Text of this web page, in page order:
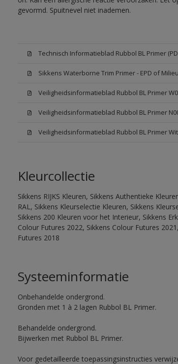
gevormd. Spuitnevel niet inademen.
Technisch Informatieblad Rubbol BL Primer
Sikkens Waterborne Trim Primer - EPD of
Veiligheidsinformatieblad Rubbol BL Primer
Veiligheidsinformatieblad Rubbol BL Primer
Veiligheidsinformatieblad Rubbol BL Primer Wit
Kleurcollectie
Sikkens RIJKS Kleuren, Sikkens Authentieke
RAL, Sikkens Kleurselectie Kleuren, Sikkens
Sikkens 200 Kleuren voor het Interieur, Sikkens
Colour Futures 2022, Sikkens Colour Futures
Futures 2018
Systeeminformatie
Onbehandelde ondergrond.
Gronden met 1 à 2 lagen Rubbol BL Primer.
Behandelde ondergrond.
Bijwerken met Rubbol BL Primer.
Voor gedetailleerde toepassingsinstructies